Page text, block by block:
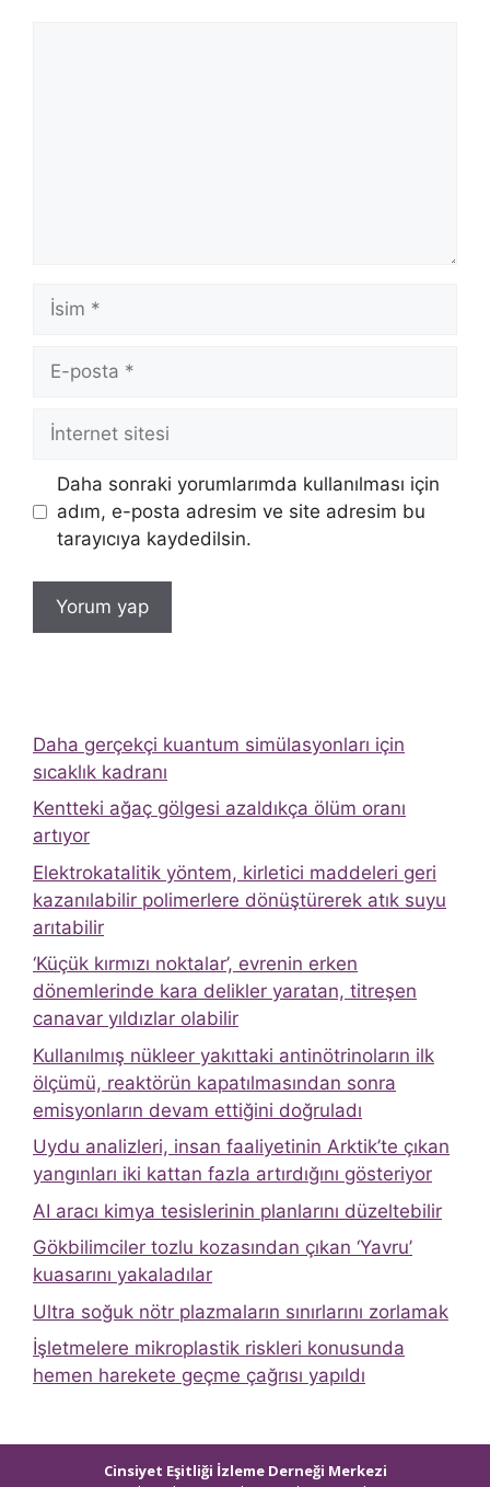
İsim
posta
İnternet
Daha sonraki yorumlarımda kullanılması için
adım, e-posta adresim ve site adresim bu
tarayıcıya kaydedilsin.
Daha gerçekçi kuantum simülasyonları için
sıcaklık kadranı
Kentteki ağaç gölgesi azaldıkça ölüm oranı
artıyor
Elektrokatalitik yöntem, kirletici maddeleri geri
kazanılabilir polimerlere dönüştürerek atık suyu
arıtabilir
‘Küçük kırmızı noktalar’, evrenin erken
dönemlerinde kara delikler yaratan, titreşen
canavar yıldızlar olabilir
Kullanılmış nükleer yakıttaki antinötrinoların ilk
ölçümü, reaktörün kapatılmasından sonra
emisyonların devam ettiğini doğruladı
Uydu analizleri, insan faaliyetinin Arktik’te çıkan
yangınları iki kattan fazla artırdığını gösteriyor
AI aracı kimya tesislerinin planlarını düzeltebilir
Gökbilimciler tozlu kozasından çıkan ‘Yavru’
kuasarını yakaladılar
Ultra soğuk nötr plazmaların sınırlarını zorlamak
İşletmelere mikroplastik riskleri konusunda
hemen harekete geçme çağrısı yapıldı
Cinsiyet Eşitliği İzleme Derneği Merkezi